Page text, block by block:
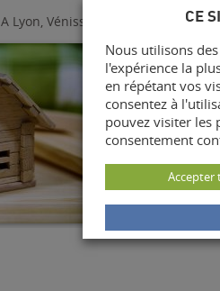
A Lyon, Vénissieux ou Pierre-
Si vous aussi
CE
Nous utilisons
l'expérience la
en répétant vos
consentez à
pouvez visiter les
consentement
Accepter